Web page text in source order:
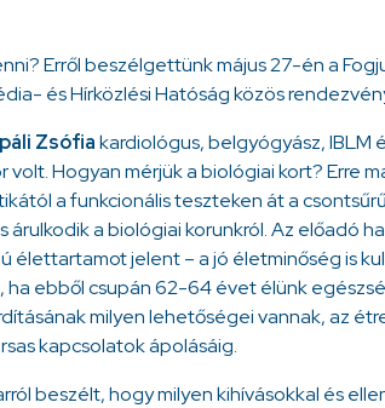
Erről beszélgettünk május 27-én a
és Hírközlési Hatóság közös
Zsófiakardiológus, belgyógyász,
volt. Hogyan mérjük a biológiai kort? Erre
a funkcionális teszteken át a
árulkodik a biológiai korunkról. Az előadó
élettartamot jelent – a jó életminőség is
ebből csupán 62-64 évet élünk
milyen lehetőségei vannak, az
kapcsolatok ápolásáig.
beszélt, hogy milyen kihívásokkal és